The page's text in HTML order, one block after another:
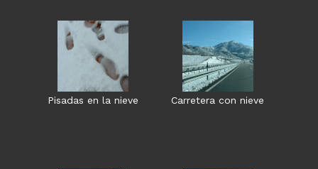
Pisadas en la nieve Carretera con nieve